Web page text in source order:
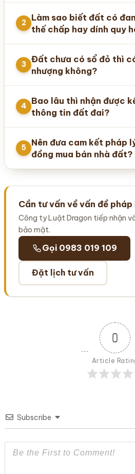
2
Làm sao biết đất có
thế chấp hay dính quy
3
Đất chưa có sổ đỏ thì
nhượng không?
4
Bao lâu thì nhận được
thông tin đất đai?
5
Nên đưa cam kết pháp
đồng mua bán nhà đất?
Cần tư vấn về vấn đề
Công ty Luật Dragon tiếp nhận
bảo mật.
Gọi 0983 019 109
Đặt lịch tư vấn
0
Article
Subscribe